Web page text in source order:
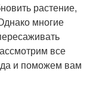
растение,
многие
все
и поможем вам